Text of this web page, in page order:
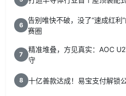
6
告别唯快不破，没了“速成红利
赛圈
7
精准堆叠，方见真实：AOC
守
8 十亿善款达成！易宝支付解锁